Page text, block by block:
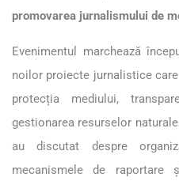
promovarea jurnalismului de
Evenimentul marchează
noilor proiecte jurnalistice
protecția mediului,
gestionarea resurselor
au discutat despre
mecanismele de